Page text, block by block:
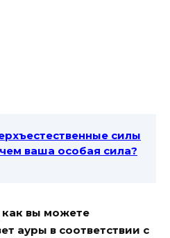
силы
ваша особая сила?
как вы можете
ауры в соответствии с